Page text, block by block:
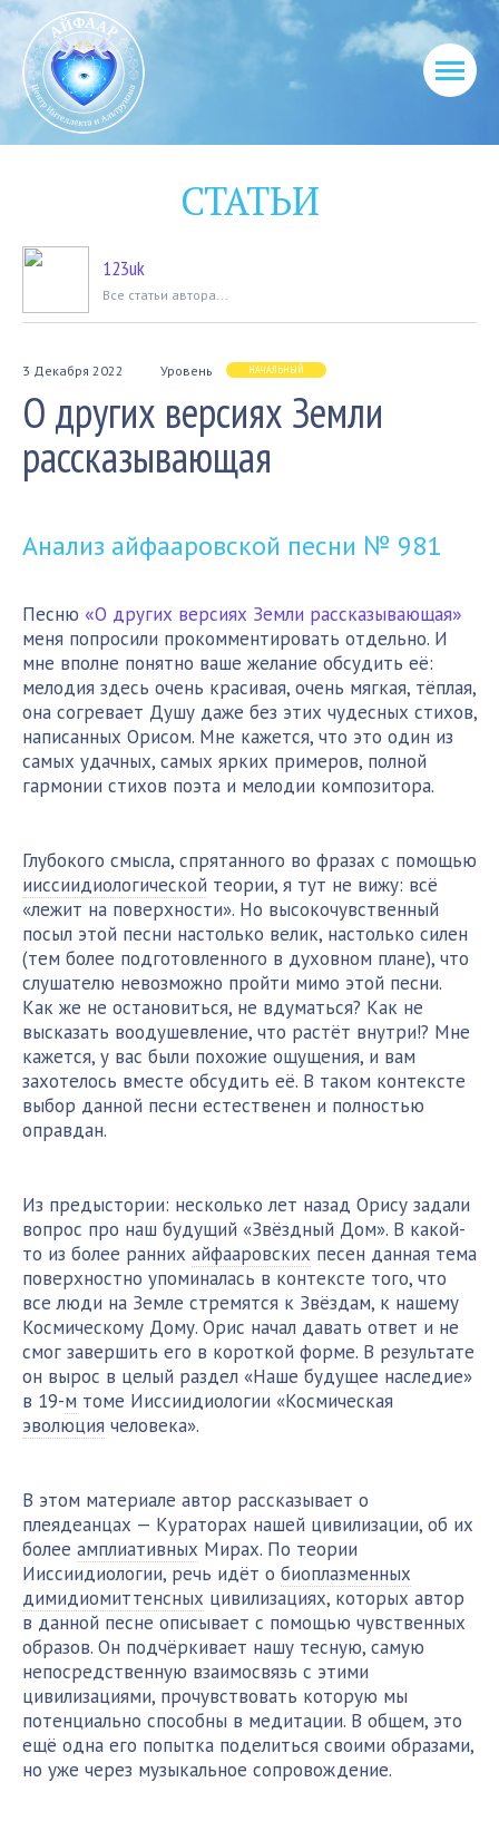
СТАТЬИ
123uk
Вcе статьи автора...
3 Декабря 2022 Уровень НАЧАЛЬНЫЙ
О других версиях Земли
рассказывающая
Анализ айфааровской песни № 981
Песню «О других версиях Земли рассказывающая»
меня попросили прокомментировать отдельно. И
мне вполне понятно ваше желание обсудить её:
мелодия здесь очень красивая, очень мягкая, тёплая,
она согревает Душу даже без этих чудесных стихов,
написанных Орисом. Мне кажется, что это один из
самых удачных, самых ярких примеров, полной
гармонии стихов поэта и мелодии композитора.
Глубокого смысла, спрятанного во фразах с помощью
ииссиидиологической теории, я тут не вижу: всё
«лежит на поверхности». Но высокочувственный
посыл этой песни настолько велик, настолько силен
(тем более подготовленного в духовном плане), что
слушателю невозможно пройти мимо этой песни.
Как же не остановиться, не вдуматься? Как не
высказать воодушевление, что растёт внутри!? Мне
кажется, у вас были похожие ощущения, и вам
захотелось вместе обсудить её. В таком контексте
выбор данной песни естественен и полностью
оправдан.
Из предыстории: несколько лет назад Орису задали
вопрос про наш будущий «Звёздный Дом». В какой-
то из более ранних айфааровских песен данная тема
поверхностно упоминалась в контексте того, что
все люди на Земле стремятся к Звёздам, к нашему
Космическому Дому. Орис начал давать ответ и не
смог завершить его в короткой форме. В результате
он вырос в целый раздел «Наше будущее наследие»
в 19-м томе Ииссиидиологии «Космическая
эволюция человека».
В этом материале автор рассказывает о
плеядеанцах — Кураторах нашей цивилизации, об их
более амплиативных Мирах. По теории
Ииссиидиологии, речь идёт о биоплазменных
димидиомиттенсных цивилизациях, которых автор
в данной песне описывает с помощью чувственных
образов. Он подчёркивает нашу тесную, самую
непосредственную взаимосвязь с этими
цивилизациями, прочувствовать которую мы
потенциально способны в медитации. В общем, это
ещё одна его попытка поделиться своими образами,
но уже через музыкальное сопровождение.